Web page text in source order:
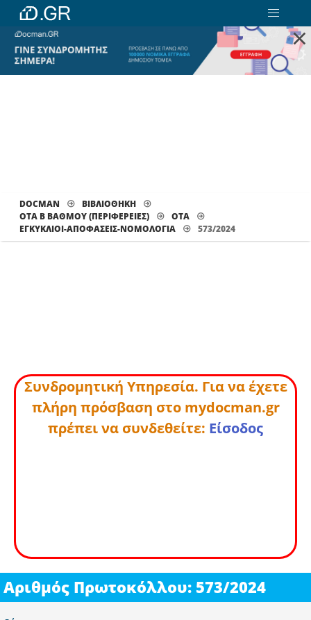
×
DOCMAN
ΒΙΒΛΙΟΘΗΚΗ
ΟΤΑ Β ΒΑΘΜΟΥ (ΠΕΡΙΦΕΡΕΙΕΣ)
ΟΤΑ
ΕΓΚΎΚΛΙΟΙ-ΑΠΟΦΆΣΕΙΣ-ΝΟΜΟΛΟΓΊΑ
573/2024
Συνδρομητική Υπηρεσία. Για να έχετε
πλήρη πρόσβαση στο mydocman.gr
πρέπει να συνδεθείτε: Είσοδος
Αριθμός Πρωτοκόλλου: 573/2024